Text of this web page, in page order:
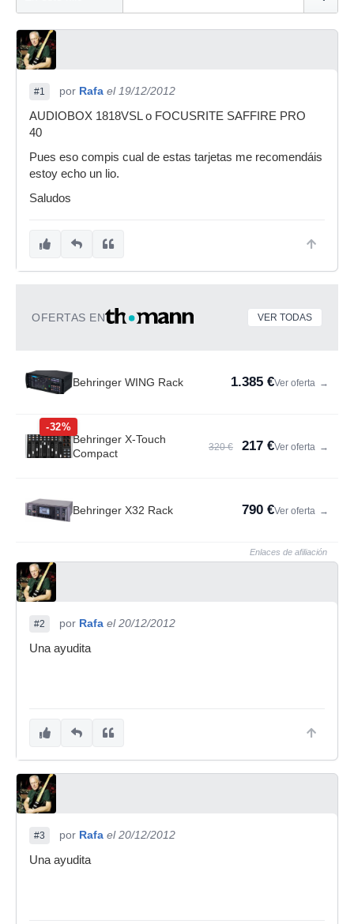
#1 por Rafa el 19/12/2012
AUDIOBOX 1818VSL o FOCUSRITE SAFFIRE PRO
40
Pues eso compis cual de estas tarjetas me recomendáis
estoy echo un lio.
Saludos
OFERTAS EN VER TODAS
Behringer WING Rack 1.385 €Ver oferta →
-32%
Behringer X-Touch
Compact
320 € 217 €Ver oferta →
Behringer X32 Rack 790 €Ver oferta →
Enlaces de afiliación
#2 por Rafa el 20/12/2012
Una ayudita
#3 por Rafa el 20/12/2012
Una ayudita